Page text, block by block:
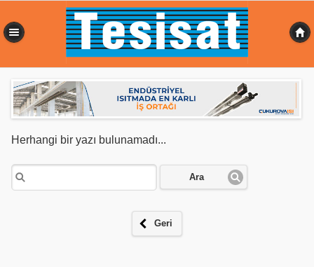
Herhangi bir yazı bulunamadı...
Ara
Geri
0,434 sn